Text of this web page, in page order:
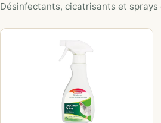
Désinfectants, cicatrisants et sprays